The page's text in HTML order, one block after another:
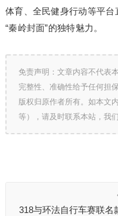
体育、全民健身行动等平
“秦岭封面”的独特魅力。
免责声明：文章内容不代表
完整性、准确性给予任何担
版权归原作者所有。如本文
等），请及时联系本站，我
318与环法自行车赛联